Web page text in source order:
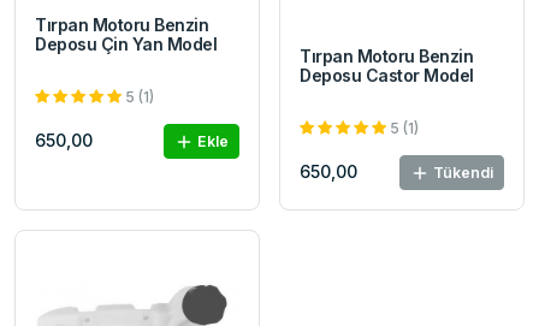
Tırpan Motoru Benzin
Deposu Çin Yan Model
5 (1)
650,00 Ekle
Tırpan Motoru Benzin
Deposu Castor Model
5 (1)
650,00 Tükendi